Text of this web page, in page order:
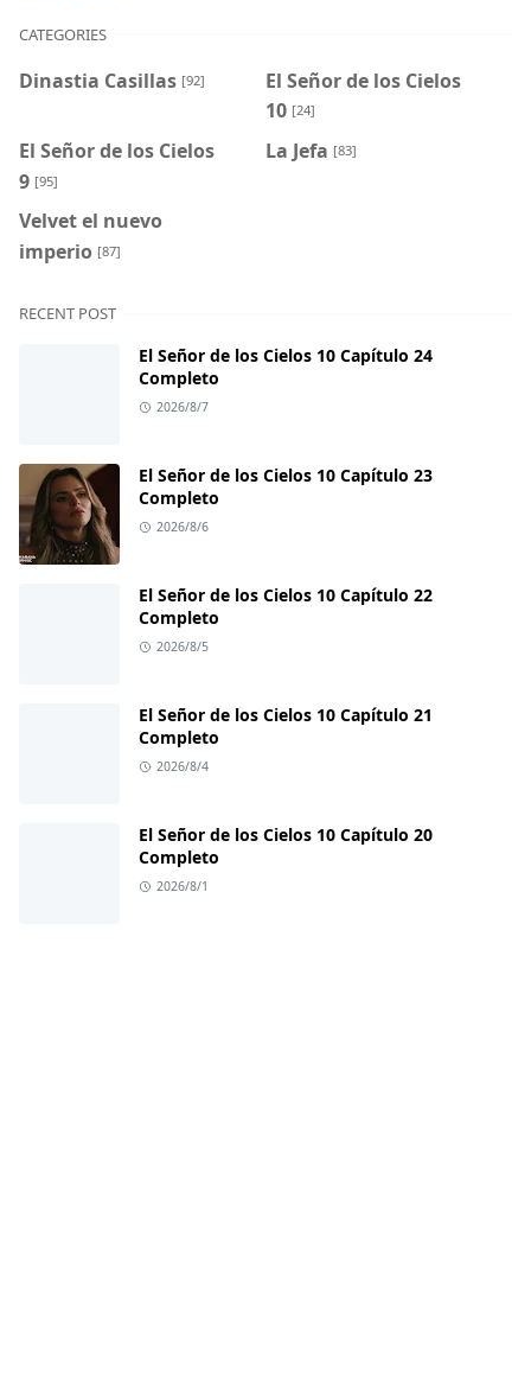
CATEGORIES
Dinastia Casillas [92]
El Señor de los Cielos
10 [24]
El Señor de los Cielos
9 [95]
La Jefa [83]
Velvet el nuevo
imperio [87]
RECENT POST
El Señor de los Cielos 10 Capítulo 24
Completo
2026/8/7
El Señor de los Cielos 10 Capítulo 23
Completo
2026/8/6
El Señor de los Cielos 10 Capítulo 22
Completo
2026/8/5
El Señor de los Cielos 10 Capítulo 21
Completo
2026/8/4
El Señor de los Cielos 10 Capítulo 20
Completo
2026/8/1